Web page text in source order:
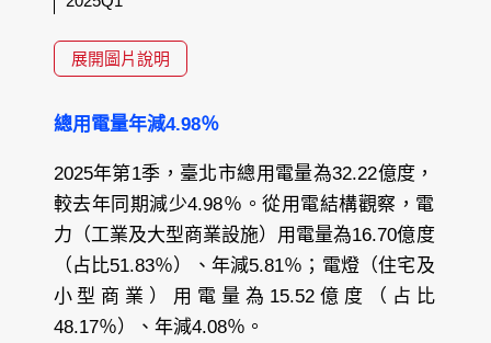
展開圖片說明
總用電量年減4.98％
2025年第1季，臺北市總用電量為32.22億度，
較去年同期減少4.98％。從用電結構觀察，電
力（工業及大型商業設施）用電量為16.70億度
（占比51.83％）、年減5.81％；電燈（住宅及
小型商業）用電量為15.52億度（占比
48.17％）、年減4.08％。​